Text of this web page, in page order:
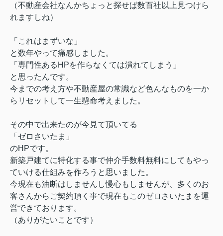
（不動産会社なんかちょっと探せば数百社以上見つけら
れますしね）
「これはまずいな」
と数年やって痛感しました。
「専門性あるHPを作らなくては潰れてしまう」
と思ったんです。
今までの考え方や不動産屋の常識など色んなものを一か
らリセットして一生懸命考えました。
その中で出来たのが今見て頂いてる
「ゼロさいたま」
のHPです。
新築戸建てに特化する事で仲介手数料無料にしてもやっ
ていける仕組みを作ろうと思いました。
今現在も油断はしませんし慢心もしませんが、多くのお
客さんからご契約頂く事で現在もこのゼロさいたまを運
営できております。
（ありがたいことです）